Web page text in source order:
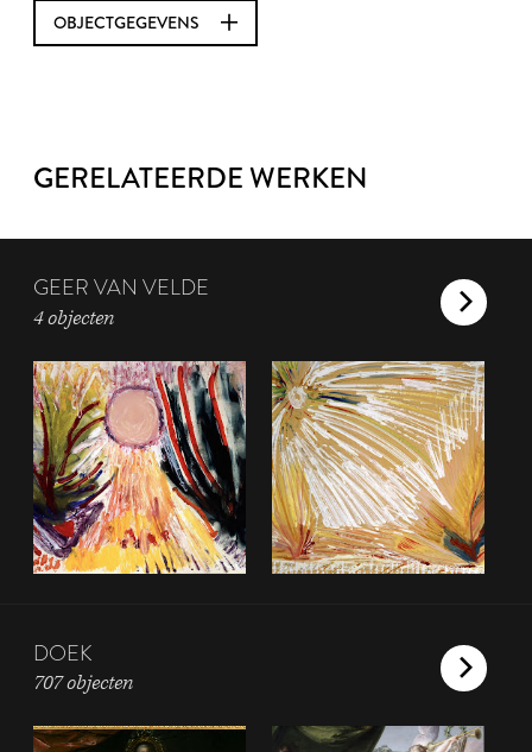
OBJECTGEGEVENS
GERELATEERDE WERKEN
GEER VAN VELDE
4 objecten
DOEK
707 objecten